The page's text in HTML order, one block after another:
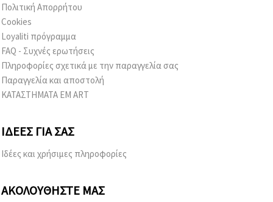
Πολιτική Απορρήτου
Cookies
Loyaliti πρόγραμμα
FAQ - Συχνές ερωτήσεις
Πληροφορίες σχετικά με την παραγγελία σας
Παραγγελία και αποστολή
ΚΑΤΑΣΤΗΜΑΤΑ EM ART
ΙΔΈΕΣ ΓΙΑ ΣΑΣ
Ιδέες και χρήσιμες πληροφορίες
ΑΚΟΛΟΥΘΉΣΤΕ ΜΑΣ